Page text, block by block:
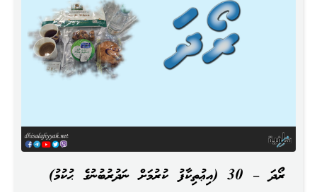
ރޯދަ – 30 (އިޢުތިކާފު ކުރުމަށް ނަދުރުބުނުގެ ޙުކުމު)